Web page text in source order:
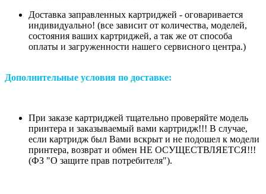
Доставка заправленных картриджей - оговаривается
индивидуально! (все зависит от количества, моделей,
состояния ваших картриджей, а так же от способа
оплаты и загруженности нашего сервисного центра.)
Дополнительные условия по доставке:
При заказе картриджей тщательно проверяйте модель
принтера и заказываемый вами картридж!!! В случае,
если картридж был Вами вскрыт и не подошел к модели
принтера, возврат и обмен НЕ ОСУЩЕСТВЛЯЕТСЯ!!!
(ФЗ "О защите прав потребителя").